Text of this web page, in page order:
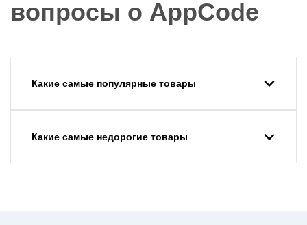
вопросы о AppCode
Какие самые популярные товары
Какие самые недорогие товары